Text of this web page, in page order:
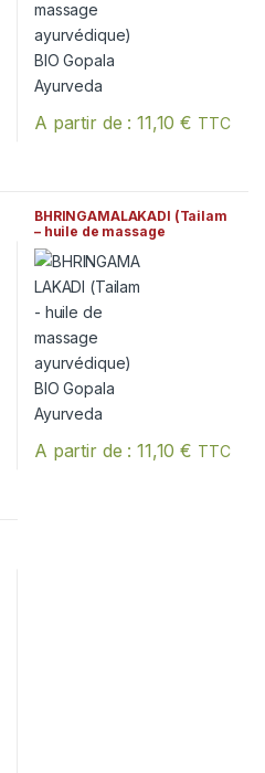
A partir de :11,10€ TTC
BHRINGAMALAKADI (Tailam
– huile de massage
ayurvédique) BIO Gopala
Ayurveda
A partir de :11,10€ TTC